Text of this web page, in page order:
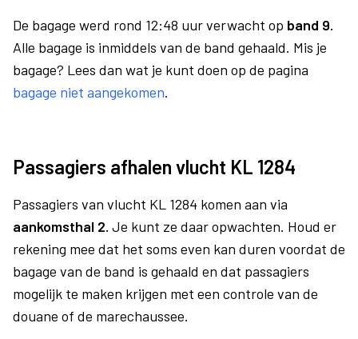
De bagage werd rond 12:48 uur verwacht op band 9.
Alle bagage is inmiddels van de band gehaald. Mis je
bagage? Lees dan wat je kunt doen op de pagina
bagage niet aangekomen.
Passagiers afhalen vlucht KL 1284
Passagiers van vlucht KL 1284 komen aan via
aankomsthal 2. Je kunt ze daar opwachten. Houd er
rekening mee dat het soms even kan duren voordat de
bagage van de band is gehaald en dat passagiers
mogelijk te maken krijgen met een controle van de
douane of de marechaussee.